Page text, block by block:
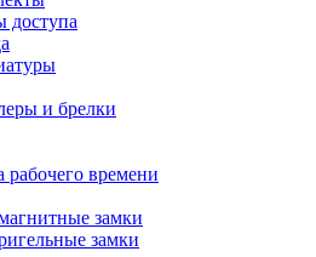
доступа
и брелки
рабочего времени
замки
замки